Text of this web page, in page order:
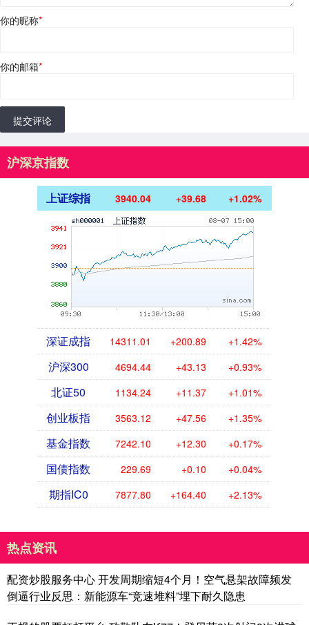
你的昵称*
你的邮箱*
提交评论
沪深京指数
上证综指 3940.04 +39.68 +1.02%
深证成指 14311.01 +200.89 +1.42%
沪深300 4694.44 +43.13 +0.93%
北证50 1134.24 +11.37 +1.01%
创业板指 3563.12 +47.56 +1.35%
基金指数 7242.10 +12.30 +0.17%
国债指数 229.69 +0.10 +0.04%
期指IC0 7877.80 +164.40 +2.13%
热点资讯
配资炒股服务中心 开发周期缩短4个月！空气悬架故障频发
倒逼行业反思：新能源车“竞速堆料”埋下耐久隐患